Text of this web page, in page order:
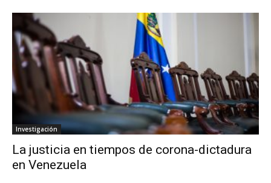
Investigación
La justicia en tiempos de corona-dictadura
en Venezuela